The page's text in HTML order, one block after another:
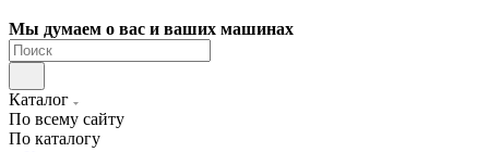
Мы думаем о вас и ваших машинах
Каталог
По всему сайту
По каталогу